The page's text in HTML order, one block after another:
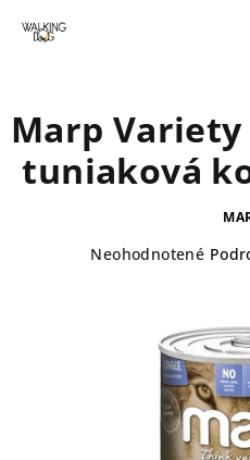
Marp Variety
tuniaková
Priemerné
hviezdičiek.
Neohodnotené